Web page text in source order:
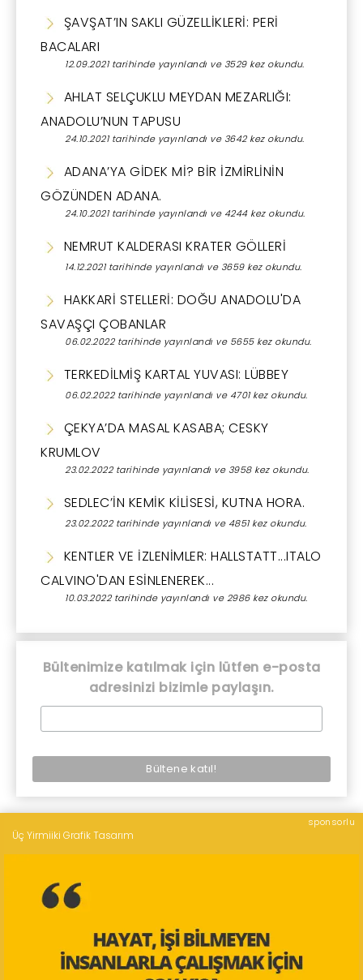
ŞAVŞAT’IN SAKLI GÜZELLİKLERİ: PERİ
BACALARI
12.09.2021 tarihinde yayınlandı ve 3529 kez okundu.
AHLAT SELÇUKLU MEYDAN MEZARLIĞI:
ANADOLU’NUN TAPUSU
24.10.2021 tarihinde yayınlandı ve 3642 kez okundu.
ADANA’YA GİDEK Mİ? BİR İZMİRLİNİN
GÖZÜNDEN ADANA.
24.10.2021 tarihinde yayınlandı ve 4244 kez okundu.
NEMRUT KALDERASI KRATER GÖLLERİ
14.12.2021 tarihinde yayınlandı ve 3659 kez okundu.
HAKKARİ STELLERİ: DOĞU ANADOLU'DA
SAVAŞÇI ÇOBANLAR
06.02.2022 tarihinde yayınlandı ve 5655 kez okundu.
TERKEDİLMİŞ KARTAL YUVASI: LÜBBEY
06.02.2022 tarihinde yayınlandı ve 4701 kez okundu.
ÇEKYA’DA MASAL KASABA; CESKY
KRUMLOV
23.02.2022 tarihinde yayınlandı ve 3958 kez okundu.
SEDLEC’İN KEMİK KİLİSESİ, KUTNA HORA.
23.02.2022 tarihinde yayınlandı ve 4851 kez okundu.
KENTLER VE İZLENİMLER: HALLSTATT...ITALO
CALVINO'DAN ESİNLENEREK...
10.03.2022 tarihinde yayınlandı ve 2986 kez okundu.
Bültenimize katılmak için lütfen e-posta
adresinizi bizimle paylaşın.
Üç Yirmiiki Grafik Tasarım
sponsorlu